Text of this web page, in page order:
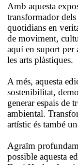
Amb aquesta
transformador
quotidians en
de moviment,
aquí en suport per
les arts plàstiques.
A més, aquesta
sostenibilitat,
generar espais de
ambiental.
artístic és també
Agraïm
possible aquesta